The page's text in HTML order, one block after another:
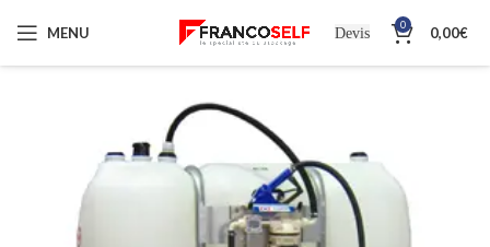
MENU Devis 0 0,00€